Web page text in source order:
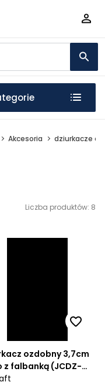
Akcesoria dziurkacze
Liczba produktów: 8
ozdobny 3,7cm
z falbanką (JCDZ-